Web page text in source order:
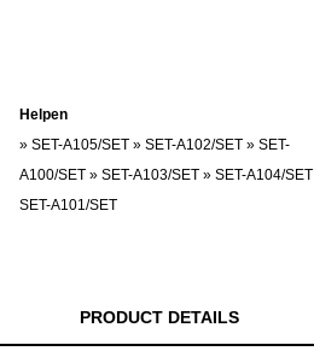
Helpen
» SET-A105/SET » SET-A102/SET » SET-
A100/SET » SET-A103/SET » SET-A104/SET
SET-A101/SET
PRODUCT DETAILS